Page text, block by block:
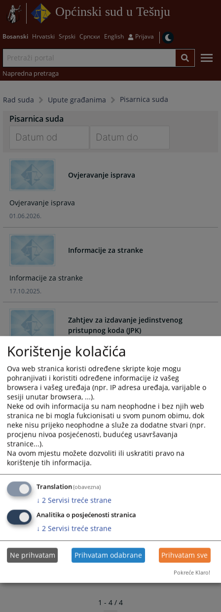
Općinski sud u Tešnju
Bosanski Hrvatski Srpski Српски English Prijava
Napredna pretraga
Rad suda Upute građanima Pisarnica suda
Pisarnica suda
forward
interact
the
calendar
and
date.
Press
question
get
the
shortcuts
for
changing
dates.
to
and
a
key
to
get
the
shortcuts
for
changing
dates.
Ovjeravanje isprava
Ovjeravanje isprava
01.06.2026.
Informacije za stranke
Informacije za stranke
17.10.2025.
Zahtjev za izdavanje jedinstvenog
pristupnog koda (JPK)
Zahtjev za izdavanje jedinstvenog pristupnog koda (JPK)
17.10.2025.
Obrasci (zahtjevi, uvjerenja i potvrde)
Obrasci
16.10.2025.
1 - 4 / 4
Korištenje kolačića
Ova web stranica koristi određene skripte koje mogu
pohranjivati i koristiti određene informacije iz vašeg
browsera i vašeg uređaja (npr. IP adresa uređaja, varijable o
sesiji unutar browsera, ...).
Neke od ovih informacija su nam neophodne i bez njih web
stranica ne bi mogla fukcionisati u svom punom obimu, dok
neke nisu prijeko neophodne a služe za dodatne stvari (npr.
procjenu nivoa posjećenosti, budućeg usavršavanja
stranice...).
Na ovom mjestu možete dozvoliti ili uskratiti pravo na
korištenje tih informacija.
Translation(obavezna)
↓ 2 Servisi treće strane
Analitika o posjećenosti stranica
↓ 2 Servisi treće strane
Ne prihvatam Prihvatam odabrane Prihvatam sve
Pokreće Klaro!